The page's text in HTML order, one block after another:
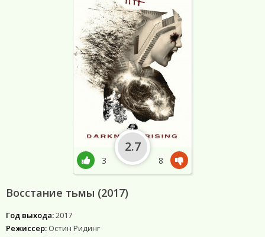
Восстание тьмы (2017)
Год выхода:2017
Режиссер: Остин Ридинг
3
2.7
8